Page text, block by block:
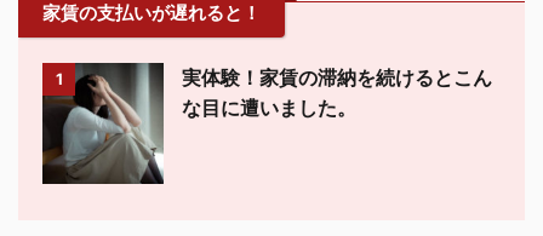
家賃の支払いが遅れると！
1
実体験！家賃の滞納を続けるとこん
な目に遭いました。